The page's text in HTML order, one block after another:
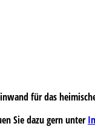
für das
Sie dazu gern unter